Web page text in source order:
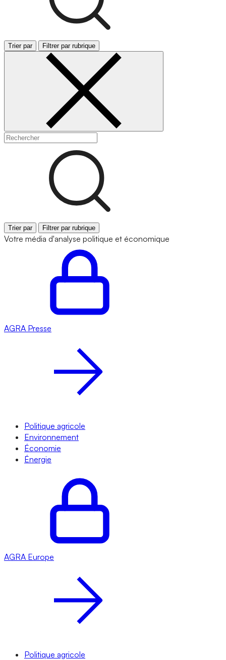
Trier par Filtrer par rubrique
Trier par Filtrer par rubrique
Votre média d'analyse politique et économique
AGRA Presse
Politique agricole
Environnement
Économie
Énergie
AGRA Europe
Politique agricole